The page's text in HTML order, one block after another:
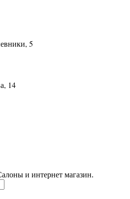
5
14
и интернет магазин.